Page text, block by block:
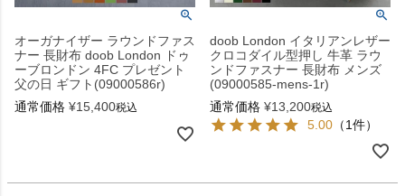
オーガナイザー ラウンドファス
ナー 長財布 doob London ドゥ
ーブロンドン 4FC プレゼント
父の日 ギフト(09000586r)
通常価格 ¥15,400税込
doob London イタリアンレザー
クロコダイル型押し 牛革 ラウ
ンドファスナー 長財布 メンズ
(09000585-mens-1r)
通常価格 ¥13,200税込
5.00 （1件）